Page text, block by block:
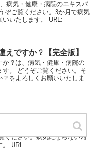
病気・健康・病院のエキスパ
ぞご覧ください。3か月で病気
いいたします。 URL:
えですか？【完全版】
か？は、病気・健康・病院の
。 どうぞご覧ください。そ
をよろしくお願いいたしま
全版】
康・病院のエキスパートが
ください。病気にならない内
。 URL: